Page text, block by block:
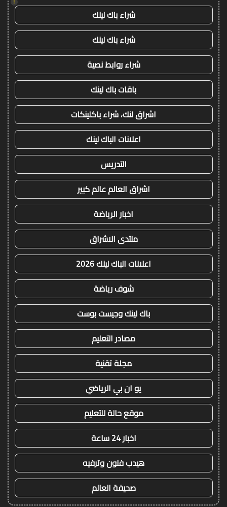
شراء باك لينك
شراء باك لينك
شراء روابط نصية
باقات باك لينك
اشراق لنك، شراء باكلينكات
اعلانات الباك لينك
التدريس
اشراق العالم عالم كبير
اخبار الرياضة
منتدى الاشراق
اعلانات الباك لينك 2026
شوف رياضة
باك لينك وجيست بوست
مصادر التعليم
مجلة تقنية
يو ان بي الرياضي
موقع حالة للتعليم
اخبار 24 ساعة
هيدب فنون وترفيه
صحيفة العالم